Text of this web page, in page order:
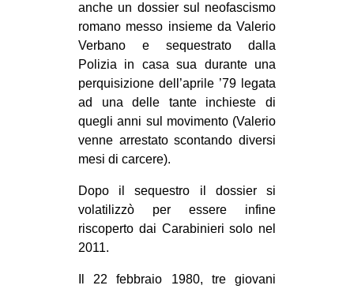
anche un dossier sul neofascismo
romano messo insieme da Valerio
Verbano e sequestrato dalla
Polizia in casa sua durante una
perquisizione dell’aprile ’79 legata
ad una delle tante inchieste di
quegli anni sul movimento (Valerio
venne arrestato scontando diversi
mesi di carcere).
Dopo il sequestro il dossier si
volatilizzò per essere infine
riscoperto dai Carabinieri solo nel
2011.
Il 22 febbraio 1980, tre giovani